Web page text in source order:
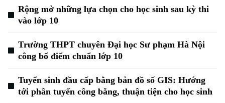
An ninh trật tự
Khoảnh khắc Hà Nội
Ẩm thực
Quân sự
Hồ sơ
Kinh tế
Cafe sáng
Tài chính Ngân hàng
Tin tức
Đầu tư
Tàu và Xe
Ô tô
Giáo dục
Rộng mở những lựa chọn cho học sinh sau kỳ thi
vào lớp 10
Trường THPT chuyên Đại học Sư phạm Hà Nội
công bố điểm chuẩn lớp 10
Tuyển sinh đầu cấp bằng bản đồ số GIS: Hướng
tới phân tuyến công bằng, thuận tiện cho học sinh